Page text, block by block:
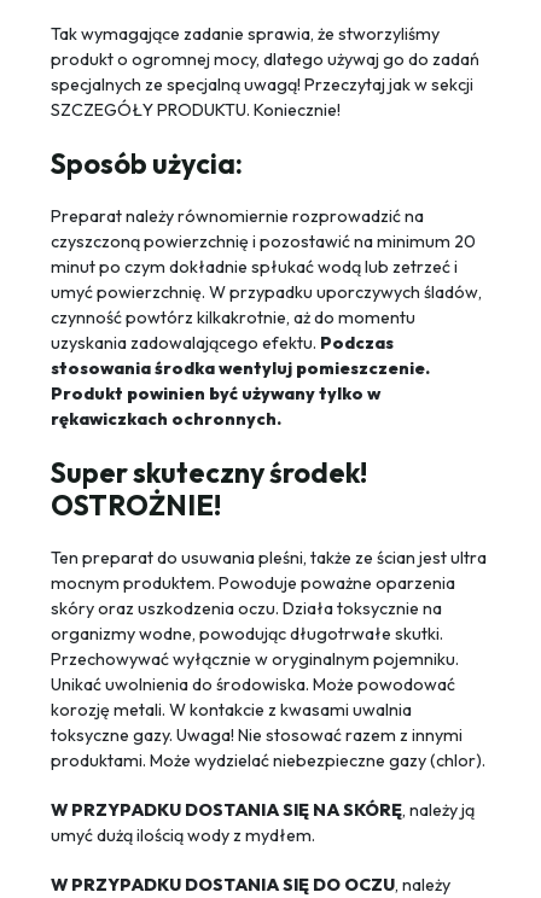
Tak wymagające zadanie sprawia, że stworzyliśmy
produkt o ogromnej mocy, dlatego używaj go do zadań
specjalnych ze specjalną uwagą! Przeczytaj jak w sekcji
SZCZEGÓŁY PRODUKTU. Koniecznie!
Sposób użycia:
Preparat należy równomiernie rozprowadzić na
czyszczoną powierzchnię i pozostawić na minimum 20
minut po czym dokładnie spłukać wodą lub zetrzeć i
umyć powierzchnię. W przypadku uporczywych śladów,
czynność powtórz kilkakrotnie, aż do momentu
uzyskania zadowalającego efektu. Podczas
stosowania środka wentyluj pomieszczenie.
Produkt powinien być używany tylko w
rękawiczkach ochronnych.
Super skuteczny środek!
OSTROŻNIE!
Ten preparat do usuwania pleśni, także ze ścian jest ultra
mocnym produktem. Powoduje poważne oparzenia
skóry oraz uszkodzenia oczu. Działa toksycznie na
organizmy wodne, powodując długotrwałe skutki.
Przechowywać wyłącznie w oryginalnym pojemniku.
Unikać uwolnienia do środowiska. Może powodować
korozję metali. W kontakcie z kwasami uwalnia
toksyczne gazy. Uwaga! Nie stosować razem z innymi
produktami. Może wydzielać niebezpieczne gazy (chlor).
W PRZYPADKU DOSTANIA SIĘ NA SKÓRĘ, należy ją
umyć dużą ilością wody z mydłem.
W PRZYPADKU DOSTANIA SIĘ DO OCZU, należy